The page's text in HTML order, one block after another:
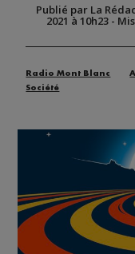
Publié par La
2021 à 10h23 -
Radio Mont Blanc
Société